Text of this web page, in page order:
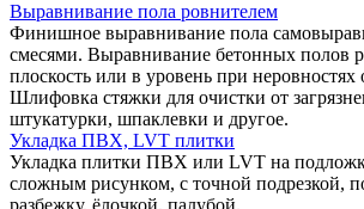
Выравнивание пола ровнителем
Финишное выравнивание пола
смесями. Выравнивание бетонных полов
плоскость или в уровень при
Шлифовка стяжки для очистки от
штукатурки, шпаклевки и другое.
Укладка ПВХ, LVT плитки
Укладка плитки ПВХ или LVT на
сложным рисунком, с точной подрезкой,
разбежку, ёлочкой, палубой.